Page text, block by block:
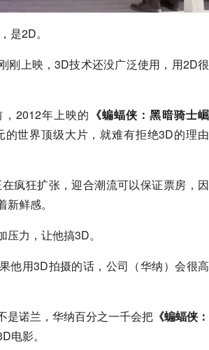
，是2D。
刚上映，3D技术还没广泛使用，用2D很
，2012年上映的 《蝙蝠侠：黑暗骑士崛
的世界顶级大片，就难有拒绝3D的理由
疯狂扩张，迎合潮流可以保证票房，因
鲜感。
力，让他搞3D。
他用3D拍摄的话，公司（华纳）会很高
是诺兰，华纳百分之一千会把 《蝙蝠侠：
电影。